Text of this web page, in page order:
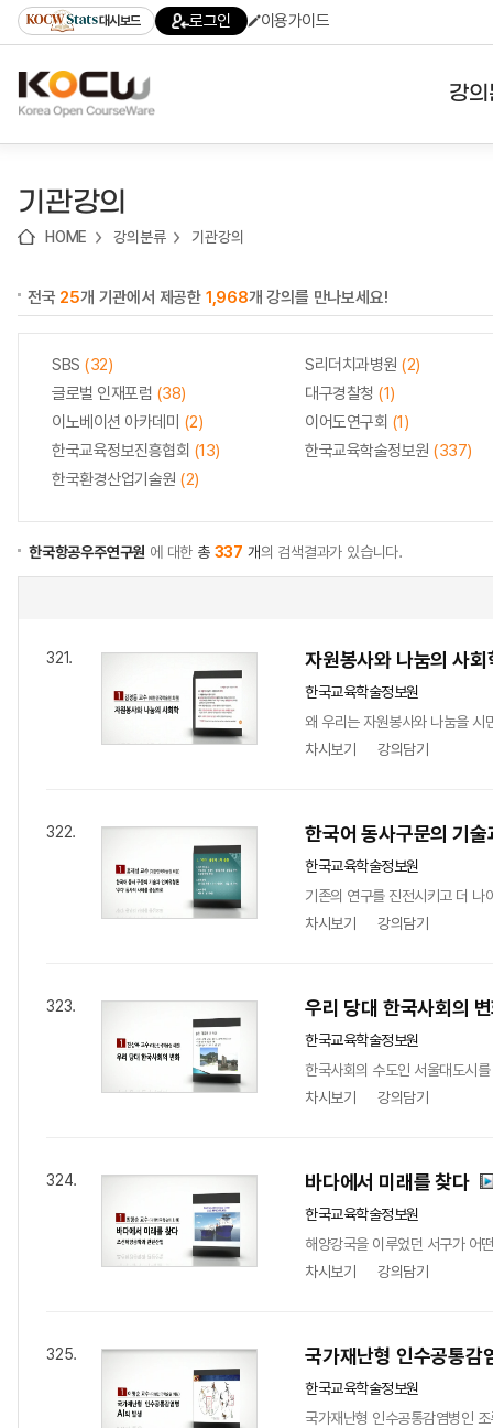
기
기
기
content)
가
대시보드 로그인 이용가이드
강
기관강의
HOME 강의분류 기관강의
전국 25개 기관에서 제공한 1,968개 강의를 만나보세요!
SBS (32) S리더치과병원 (2)
글로벌 인재포럼 (38) 대구경찰청 (1)
이노베이션 아카데미 (2) 이어도연구회 (1)
한국교육정보진흥협회 (13) 한국교육학술정보원 (337)
한국환경산업기술원 (2)
한국항공우주연구원 에 대한 총 337 개의 검색결과가 있습니다.
321. 자원봉사와 나눔의 사회
한국교육학술정보원
왜 우리는 자원봉사와 나눔을 시
차시보기
강의담기
322. 한국어 동사구문의 기
한국교육학술정보원
기존의 연구를 진전시키고 더 나
차시보기
강의담기
323. 우리 당대 한국사회의
한국교육학술정보원
한국사회의 수도인 서울대도시
차시보기
강의담기
324. 바다에서 미래를 찾다
한국교육학술정보원
해양강국을 이루었던 서구가 어
차시보기
강의담기
325. 국가재난형 인수공통감
한국교육학술정보원
국가재난형 인수공통감염병인